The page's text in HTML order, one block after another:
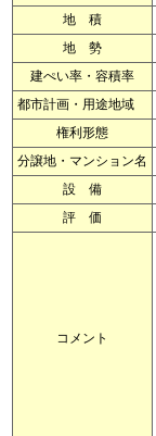
地 積
地 勢
建ぺい率・容積率
都市計画・用途地域
権利形態
分譲地・マンション名
設 備
評 価
コメント